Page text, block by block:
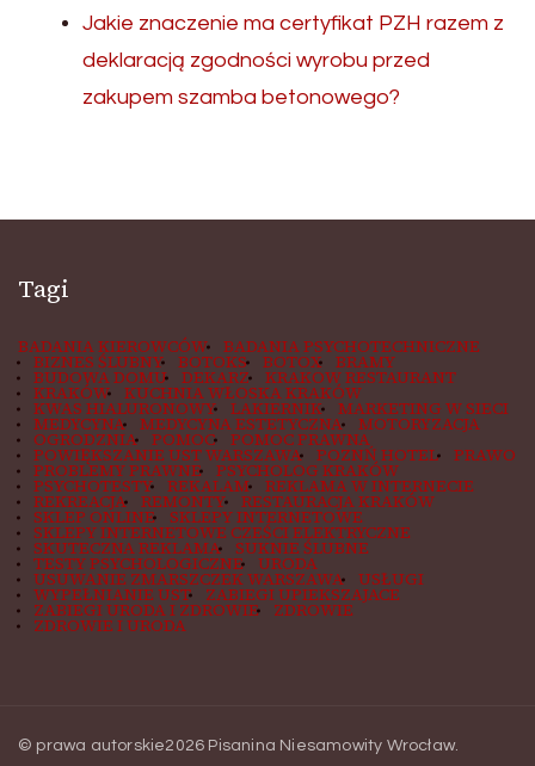
Jakie znaczenie ma certyfikat PZH razem z
deklaracją zgodności wyrobu przed
zakupem szamba betonowego?
Tagi
BADANIA KIEROWCÓW BADANIA PSYCHOTECHNICZNE
BIZNES ŚLUBNY BOTOKS BOTOX BRAMY
BUDOWA DOMU DEKARZ KRAKOW RESTAURANT
KRAKÓW KUCHNIA WŁOSKA KRAKÓW
KWAS HIALURONOWY LAKIERNIK MARKETING W SIECI
MEDYCYNA MEDYCYNA ESTETYCZNA MOTORYZACJA
OGRODZNIA POMOC POMOC PRAWNA
POWIĘKSZANIE UST WARSZAWA POZNŃ HOTEL PRAWO
PROBLEMY PRAWNE PSYCHOLOG KRAKÓW
PSYCHOTESTY REKALAM REKLAMA W INTERNECIE
REKREACJA REMONTY RESTAURACJA KRAKÓW
SKLEP ONLINE SKLEPY INTERNETOWE
SKLEPY INTERNETOWE CZEŚCI ELEKTRYCZNE
SKUTECZNA REKLAMA SUKNIE ŚLUBNE
TESTY PSYCHOLOGICZNE URODA
USUWANIE ZMARSZCZEK WARSZAWA USŁUGI
WYPEŁNIANIE UST ZABIEGI UPIEKSZAJACE
ZABIEGI URODA I ZDROWIE ZDROWIE
ZDROWIE I URODA
© prawa autorskie2026 Pisanina Niesamowity Wrocław.